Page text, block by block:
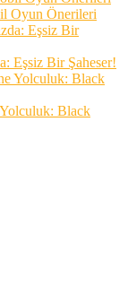
Oyun Önerileri
Eşsiz Bir Şaheser!
Yolculuk: Black